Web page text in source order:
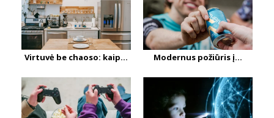
Virtuvė be chaoso: kaip... Modernus požiūris į...